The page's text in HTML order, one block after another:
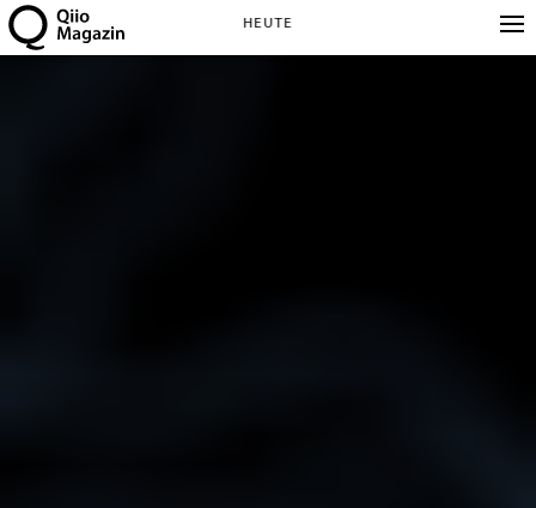
HEUTE